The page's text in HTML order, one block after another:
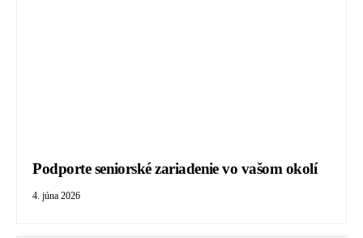
Podporte seniorské zariadenie vo vašom okolí
4. júna 2026